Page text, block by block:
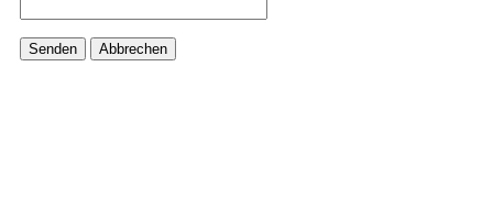
Senden Abbrechen